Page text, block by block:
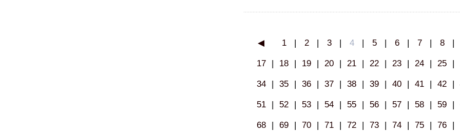
◀ 1 | 2 | 3 | 4 | 5 | 6 | 7 | 8 |
17 | 18 | 19 | 20 | 21 | 22 | 23 | 24 | 25 |
34 | 35 | 36 | 37 | 38 | 39 | 40 | 41 | 42 |
51 | 52 | 53 | 54 | 55 | 56 | 57 | 58 | 59 |
68 | 69 | 70 | 71 | 72 | 73 | 74 | 75 | 76 |